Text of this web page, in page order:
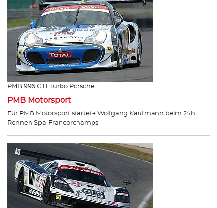
PMB 996 GT1 Turbo Porsche
PMB Motorsport
Für PMB Motorsport startete Wolfgang Kaufmann beim 24h
Rennen Spa-Francorchamps